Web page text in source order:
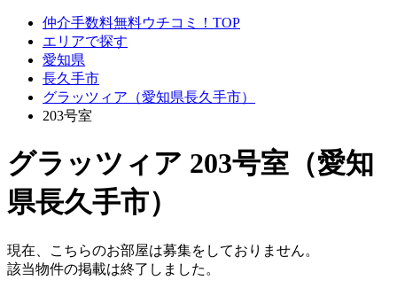
仲介手数料無料ウチコミ！TOP
エリアで探す
愛知県
長久手市
グラッツィア（愛知県長久手市）
203号室
グラッツィア 203号室（愛知
県長久手市）
現在、こちらのお部屋は募集をしておりません。
該当物件の掲載は終了しました。